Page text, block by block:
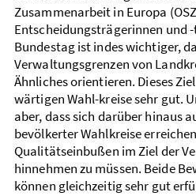
Zusammen­arbeit in Europa
Entscheidungs­trägerinnen und
Bundes­tag ist indes wichtiger,
Verwaltungs­grenzen von
Ähnliches orientieren. Dieses
wärtigen Wahl­-kreise sehr gut.
aber, dass sich darüber hinaus
bevölkerter Wahlkreise
Qualitäts­einbußen im Ziel der
hinnehmen zu müssen. Beide
können ­gleich­zeitig sehr gut